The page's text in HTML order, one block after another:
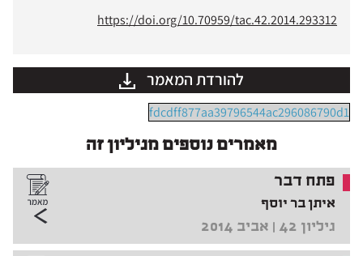
https://doi.org/10.70959/tac.42.2014.293312
להורדת המאמר
fdcdff877aa39796544ac296086790d1
מאמרים נוספים מגיליון זה
פתח דבר
איתן בר יוסף
גיליון 42 | אביב 2014